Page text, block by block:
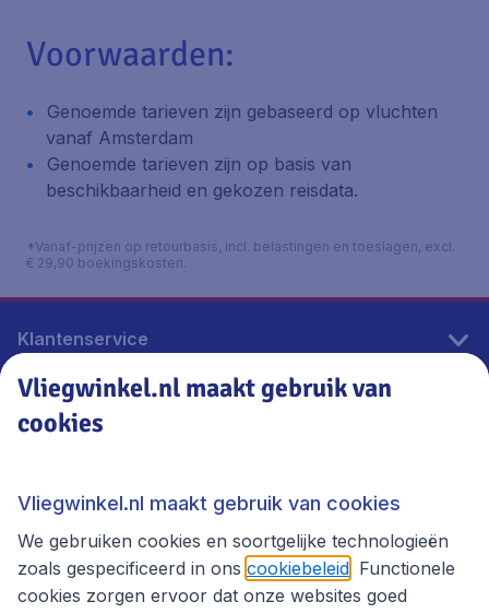
Voorwaarden:
Genoemde tarieven zijn gebaseerd op vluchten
vanaf Amsterdam
Genoemde tarieven zijn op basis van
beschikbaarheid en gekozen reisdata.
*Vanaf-prijzen op retourbasis, incl. belastingen en toeslagen, excl.
€ 29,90 boekingskosten.
Klantenservice
Vliegwinkel.nl
Thema's
Vliegwinkel.nl maakt gebruik van
cookies
Vliegwinkel.nl maakt gebruik van cookies
We gebruiken cookies en soortgelijke technologieën
zoals gespecificeerd in ons cookiebeleid . Functionele
cookies zorgen ervoor dat onze websites goed